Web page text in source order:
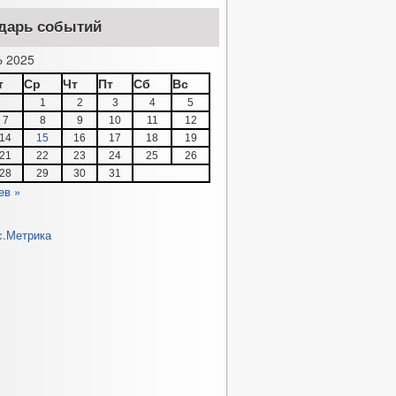
событий
Ср Чт Пт Сб Вс
1 2 3 4
5
7
8 9 10 11
12
14
15 16 17 18
19
21
22 23 24 25
26
28
29 30 31
»